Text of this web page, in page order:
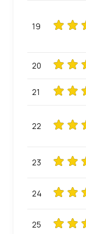
19
20
21
22
23
24
25